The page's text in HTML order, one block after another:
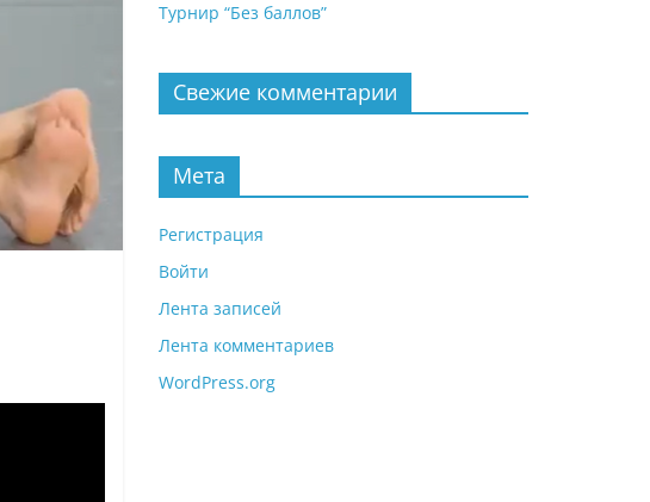
Турнир “Без баллов”
Свежие комментарии
Мета
Регистрация
Войти
Лента записей
Лента комментариев
WordPress.org